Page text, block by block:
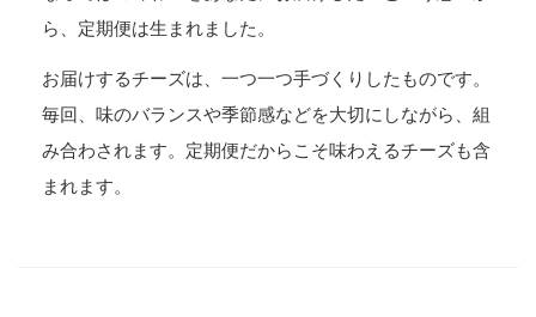
ら、定期便は生まれました。
お届けするチーズは、一つ一つ手づくりしたものです。
毎回、味のバランスや季節感などを大切にしながら、組
み合わされます。定期便だからこそ味わえるチーズも含
まれます。